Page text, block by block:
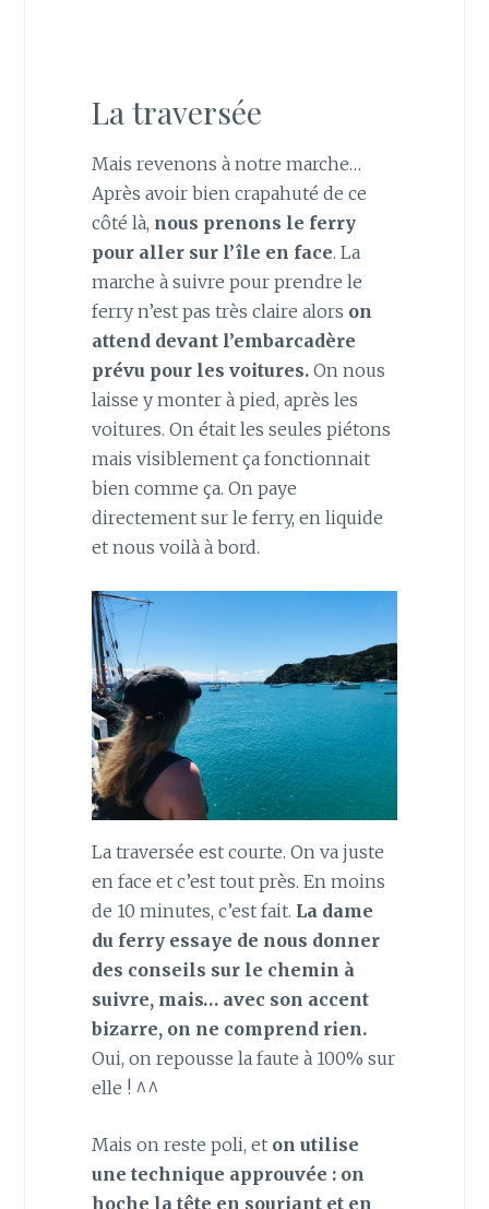
La traversée
Mais revenons à notre marche…
Après avoir bien crapahuté de ce
côté là, nous prenons le ferry
pour aller sur l’île en face. La
marche à suivre pour prendre le
ferry n’est pas très claire alors on
attend devant l’embarcadère
prévu pour les voitures. On nous
laisse y monter à pied, après les
voitures. On était les seules piétons
mais visiblement ça fonctionnait
bien comme ça. On paye
directement sur le ferry, en liquide
et nous voilà à bord.
La traversée est courte. On va juste
en face et c’est tout près. En moins
de 10 minutes, c’est fait. La dame
du ferry essaye de nous donner
des conseils sur le chemin à
suivre, mais… avec son accent
bizarre, on ne comprend rien.
Oui, on repousse la faute à 100% sur
elle ! ^^
Mais on reste poli, et on utilise
une technique approuvée : on
hoche la tête en souriant et en